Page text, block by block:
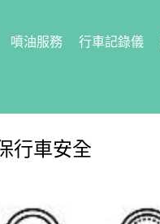
噴油服務 行車記錄儀
行車安全